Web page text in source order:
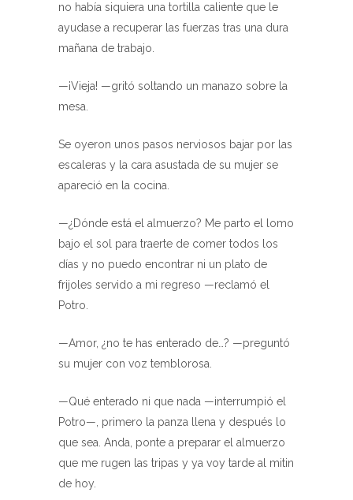
no había siquiera una tortilla caliente que le
ayudase a recuperar las fuerzas tras una dura
mañana de trabajo.
—¡Vieja! —gritó soltando un manazo sobre la
mesa.
Se oyeron unos pasos nerviosos bajar por las
escaleras y la cara asustada de su mujer se
apareció en la cocina.
—¿Dónde está el almuerzo? Me parto el lomo
bajo el sol para traerte de comer todos los
días y no puedo encontrar ni un plato de
frijoles servido a mi regreso —reclamó el
Potro.
—Amor, ¿no te has enterado de…? —preguntó
su mujer con voz temblorosa.
—Qué enterado ni que nada —interrumpió el
Potro—, primero la panza llena y después lo
que sea. Anda, ponte a preparar el almuerzo
que me rugen las tripas y ya voy tarde al mitin
de hoy.